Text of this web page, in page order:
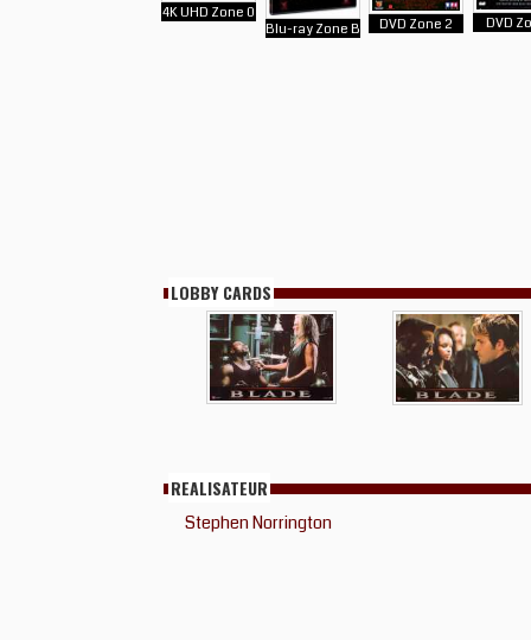
4K UHD Zone 0
Blu-ray Zone B
DVD Zone 2 DVD
LOBBY CARDS
REALISATEUR
Stephen Norrington